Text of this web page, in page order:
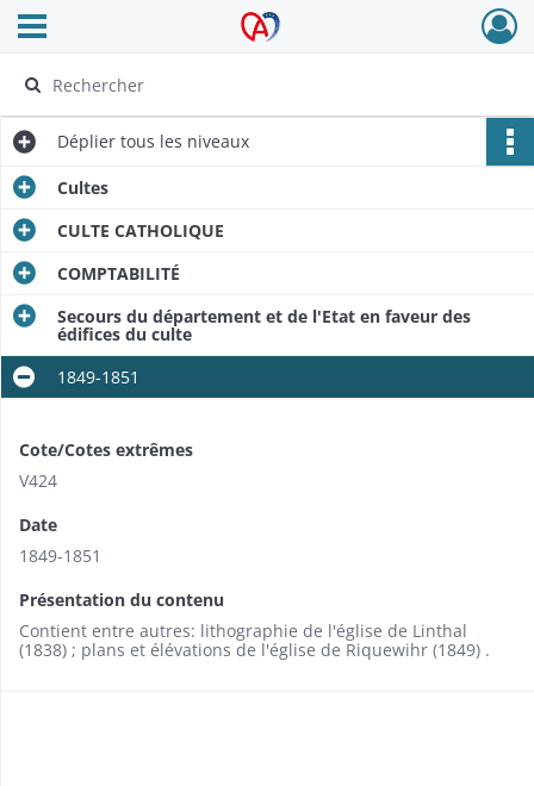
Archives Alsace - Colmar
Ouvrir le menu déroulant
Déplier tous les niveaux
Cultes
CULTE CATHOLIQUE
COMPTABILITÉ
Secours du département et de l'Etat en faveur des
édifices du culte
1849-1851
Cote/Cotes extrêmes
V424
Date
1849-1851
Présentation du contenu
Contient entre autres: lithographie de l'église de Linthal
(1838) ; plans et élévations de l'église de Riquewihr (1849) .